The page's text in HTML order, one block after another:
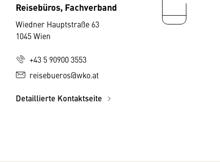
Reisebüros, Fachverband
Wiedner Hauptstraße 63
1045 Wien
+43 5 90900 3553
reisebueros@wko.at
Detaillierte Kontaktseite